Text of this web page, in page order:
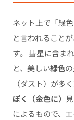
ネット上で「緑
と言われること
す。 彗星に含ま
と、美しい緑色
（ダスト）が多
ぽく（金色に）
によるもので、